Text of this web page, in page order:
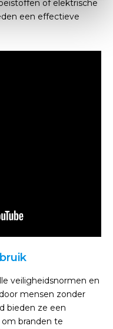
of elektrische
een effectieve
veiligheidsnormen en
mensen zonder
bieden ze een
branden te